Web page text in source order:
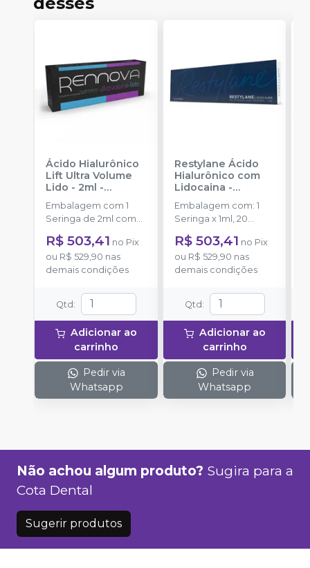
Ácido Hialurônico
Lift Ultra Volume
Lido - 2ml -
RENNOVA
Embalagem com 1
Seringa de 2ml com
0,3% de lidocaína.
R$ 503,41 no Pix
ou R$ 529,90 nas
demais condições
Qtd :
Adicionar ao
carrinho
Pedir via
Whatsapp
Restylane Ácido
Hialurônico com
Lidocaina -
GALDERMA
Embalagem com: 1
Seringa x 1ml, 20
mg/ml de ácido
hialurônico reticulado;
3 mg/ml de cloridrato
de lidocaína; 2
R$ 503,41 no Pix
ou R$ 529,90 nas
demais condições
Qtd :
Adicionar ao
carrinho
Pedir via
Whatsapp
Não achou algum produto? Sugira para a
Cota Dental
Sugerir produtos